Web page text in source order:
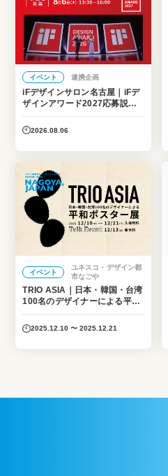
イベント 連携企画
iFデザインサロン名古屋｜iFデ
ザインアワード2027応募説明
会
2026.08.06
イベント
ユネスコ・デザイン都
市なごや
TRIO ASIA｜日本・韓国・台湾
100名のデザイナーによる平和
ポスター展
2025.12.10 〜 2025.12.21